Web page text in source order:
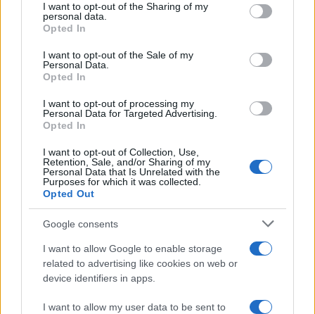
not limited to your visit or usage behaviour. You may click to
grant or deny consent to Google and its third-party tags to
use your data for below specified purposes in below Google
consent section.
I want to opt-out of the Sharing of my
personal data.
Opted In
I want to opt-out of the Sale of my
Personal Data.
Opted In
I want to opt-out of processing my
Personal Data for Targeted Advertising.
Opted In
I want to opt-out of Collection, Use,
Retention, Sale, and/or Sharing of my
Personal Data that Is Unrelated with the
Purposes for which it was collected.
Opted Out
Google consents
I want to allow Google to enable storage
related to advertising like cookies on web or
device identifiers in apps.
I want to allow my user data to be sent to
Edgar Gilberto Fabris Contreras capturado por fraude de 621
mil dólares en inversiones digitales
CRIPTOMONEDAS